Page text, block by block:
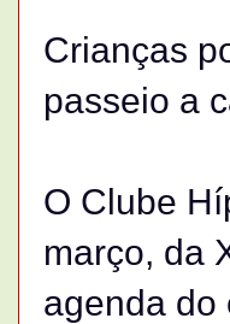
Crianças
passeio a
O Clube
março, da
agenda do